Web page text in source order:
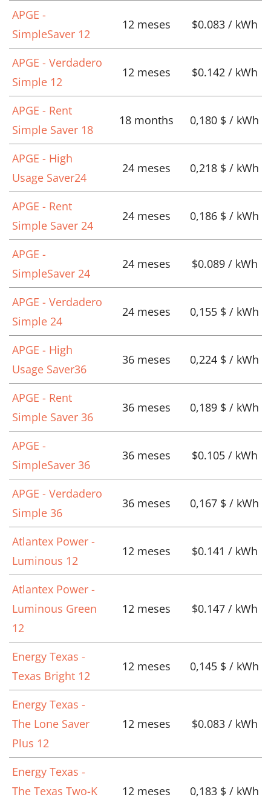
APGE -
SimpleSaver 12
12 meses $0.083 / kWh
APGE - Verdadero
Simple 12
12 meses $0.142 / kWh
APGE - Rent
Simple Saver 18
18 months 0,180 $ / kWh
APGE - High
Usage Saver24
24 meses 0,218 $ / kWh
APGE - Rent
Simple Saver 24
24 meses 0,186 $ / kWh
APGE -
SimpleSaver 24
24 meses $0.089 / kWh
APGE - Verdadero
Simple 24
24 meses 0,155 $ / kWh
APGE - High
Usage Saver36
36 meses 0,224 $ / kWh
APGE - Rent
Simple Saver 36
36 meses 0,189 $ / kWh
APGE -
SimpleSaver 36
36 meses $0.105 / kWh
APGE - Verdadero
Simple 36
36 meses 0,167 $ / kWh
Atlantex Power -
Luminous 12
12 meses $0.141 / kWh
Atlantex Power -
Luminous Green
12
12 meses $0.147 / kWh
Energy Texas -
Texas Bright 12
12 meses 0,145 $ / kWh
Energy Texas -
The Lone Saver
Plus 12
12 meses $0.083 / kWh
Energy Texas -
The Texas Two-K
12 meses 0,183 $ / kWh